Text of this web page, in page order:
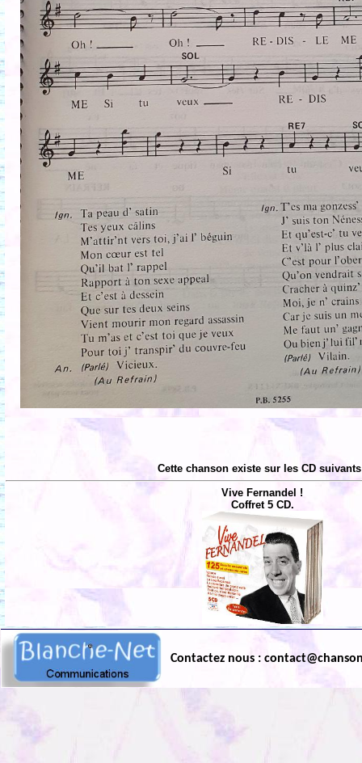
Cette chanson existe sur les CD
Vive Fernandel !
Coffret 5 CD.
Contactez nous :